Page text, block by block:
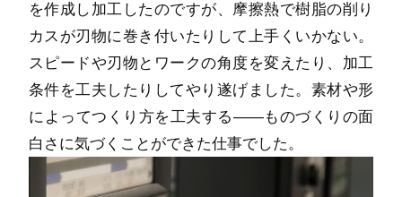
を作成し加工したのですが、摩擦熱で樹脂の削り
カスが刃物に巻き付いたりして上手くいかない。
スピードや刃物とワークの角度を変えたり、加工
条件を工夫したりしてやり遂げました。素材や形
によってつくり方を工夫する――ものづくりの面
白さに気づくことができた仕事でした。